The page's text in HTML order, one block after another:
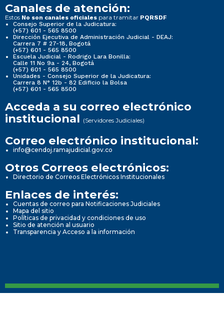
Canales de atención:
Estos No son canales oficiales para tramitar PQRSDF
Consejo Superior de la Judicatura:
(+57) 601 - 565 8500
Dirección Ejecutiva de Administración Judicial - DEAJ:
Carrera 7 # 27-18, Bogotá
(+57) 601 - 565 8500
Escuela Judicial - Rodrigo Lara Bonilla:
Calle 11 No 9a - 24, Bogotá
(+57) 601 - 565 8500
Unidades - Consejo Superior de la Judicatura:
Carrera 8 N° 12b - 82 Edificio la Bolsa
(+57) 601 - 565 8500
Acceda a su correo electrónico
institucional (Servidores Judiciales)
Correo electrónico institucional:
info@cendoj.ramajudicial.gov.co
Otros Correos electrónicos:
Directorio de Correos Electrónicos Institucionales
Enlaces de interés:
Cuentas de correo para Notificaciones Judiciales
Mapa del sitio
Políticas de privacidad y condiciones de uso
Sitio de atención al usuario
Transparencia y Acceso a la información